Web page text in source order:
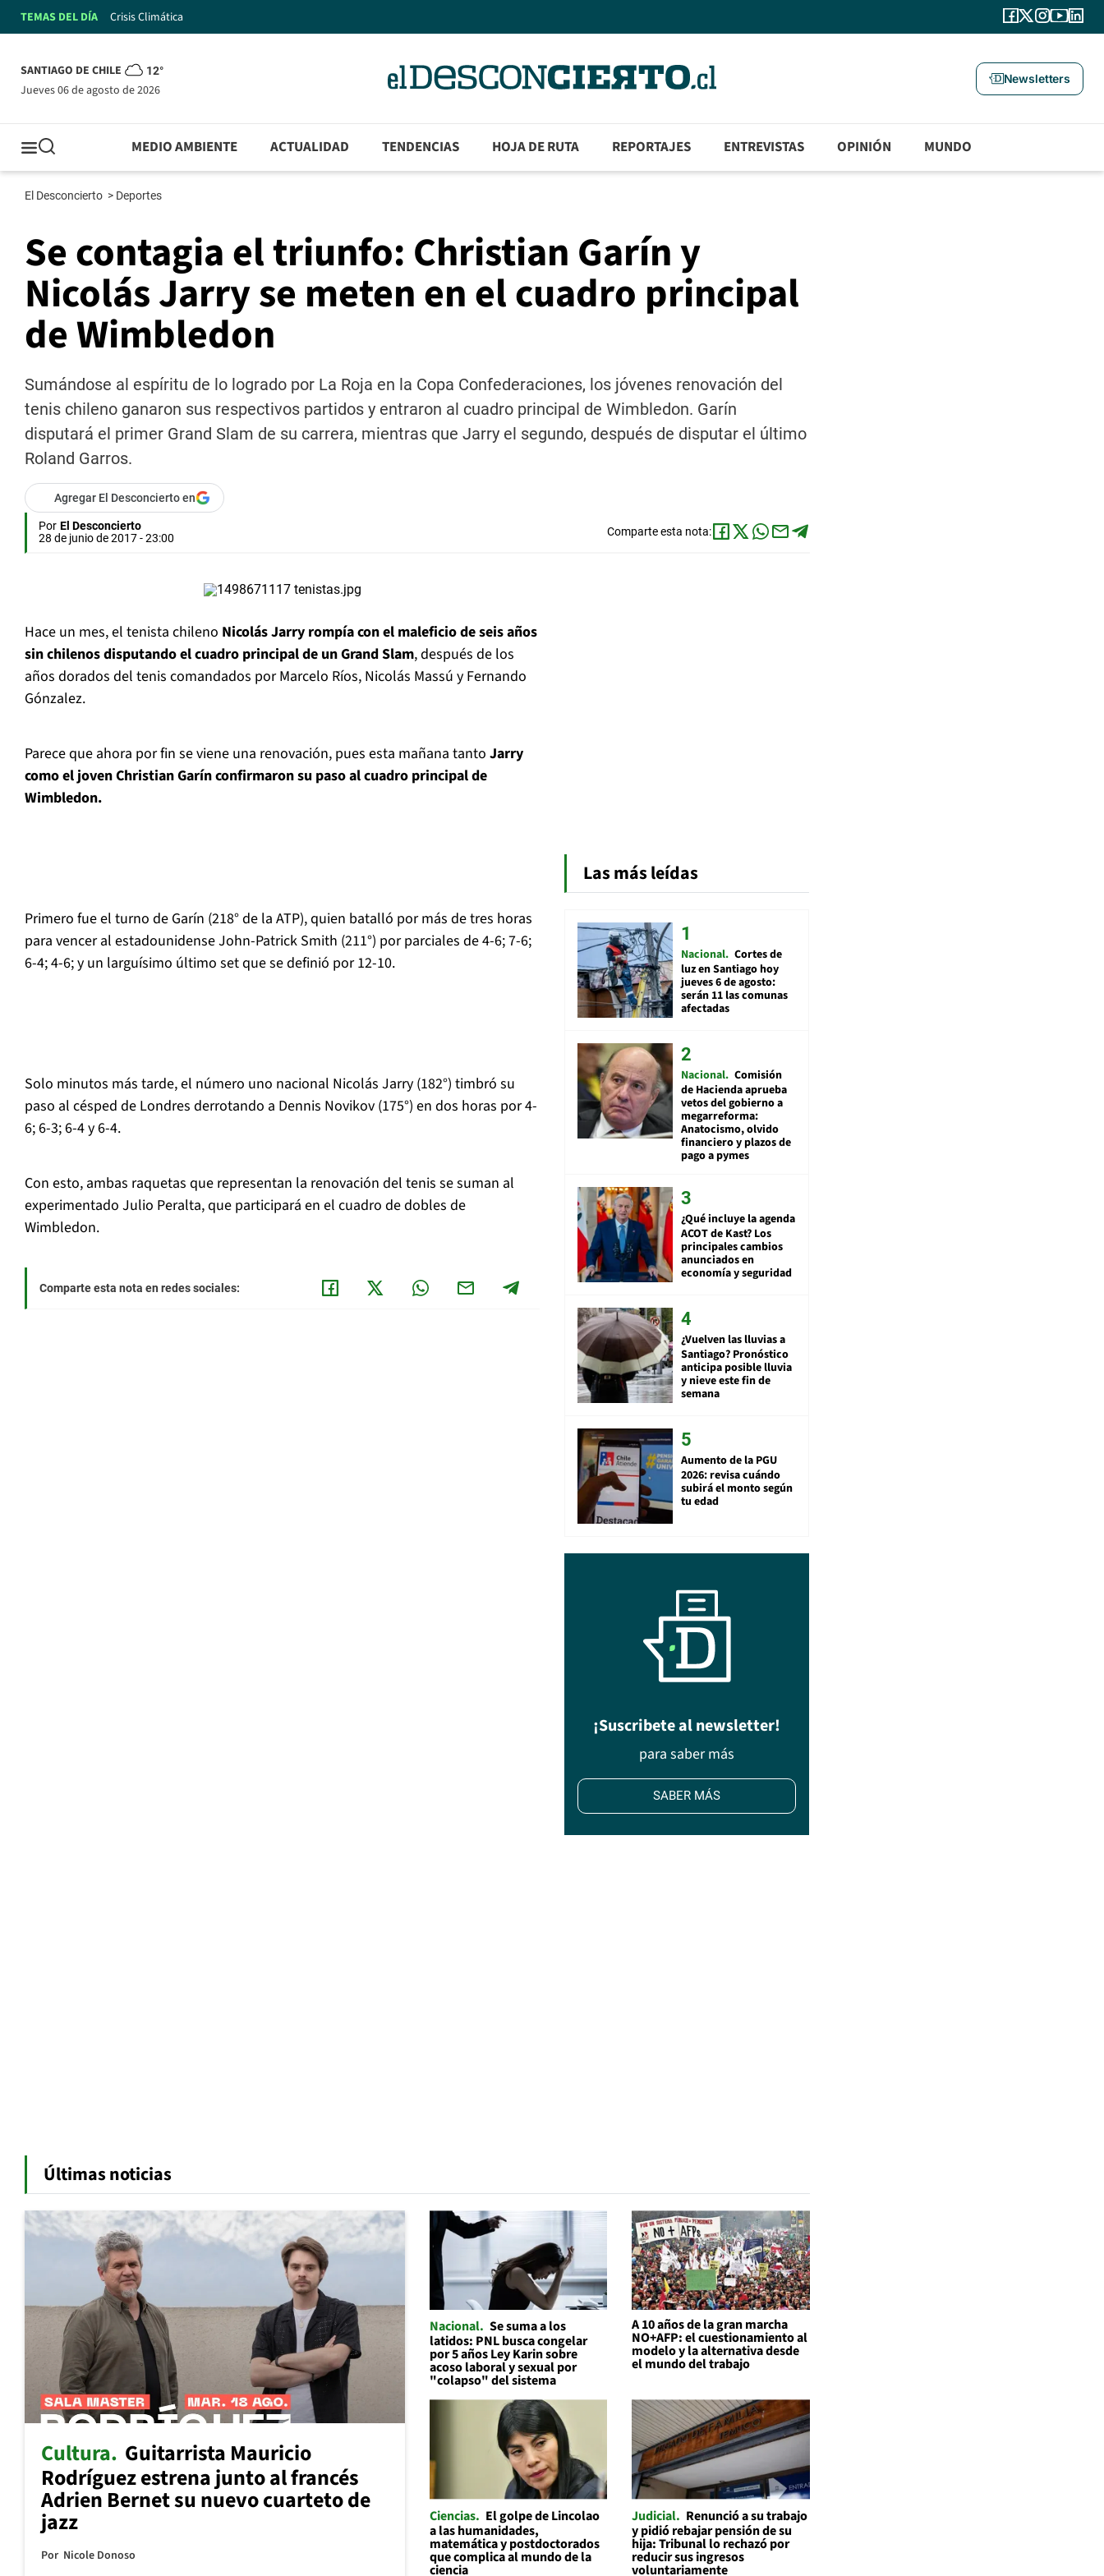
TEMAS DEL DÍA Crisis Climática
SANTIAGO DE CHILE 12°
jueves 06 de agosto de 2026
Newsletters
MEDIO AMBIENTE ACTUALIDAD TENDENCIAS HOJA DE RUTA REPORTAJES ENTREVISTAS OPINIÓN MUNDO
El Desconcierto > Deportes
Se contagia el triunfo: Christian Garín y
Nicolás Jarry se meten en el cuadro principal
de Wimbledon
Sumándose al espíritu de lo logrado por La Roja en la Copa Confederaciones, los jóvenes renovación del
tenis chileno ganaron sus respectivos partidos y entraron al cuadro principal de Wimbledon. Garín
disputará el primer Grand Slam de su carrera, mientras que Jarry el segundo, después de disputar el último
Roland Garros.
Agregar El Desconcierto en
Por El Desconcierto
28 de junio de 2017 - 23:00
Comparte esta nota:
Hace un mes, el tenista chileno Nicolás Jarry rompía con el maleficio de seis años
sin chilenos disputando el cuadro principal de un Grand Slam, después de los
años dorados del tenis comandados por Marcelo Ríos, Nicolás Massú y Fernando
Gónzalez.
Parece que ahora por fin se viene una renovación, pues esta mañana tanto Jarry
como el joven Christian Garín confirmaron su paso al cuadro principal de
Wimbledon.
Primero fue el turno de Garín (218° de la ATP), quien batalló por más de tres horas
para vencer al estadounidense John-Patrick Smith (211°) por parciales de 4-6; 7-6;
6-4; 4-6; y un larguísimo último set que se definió por 12-10.
Solo minutos más tarde, el número uno nacional Nicolás Jarry (182°) timbró su
paso al césped de Londres derrotando a Dennis Novikov (175°) en dos horas por 4-
6; 6-3; 6-4 y 6-4.
Con esto, ambas raquetas que representan la renovación del tenis se suman al
experimentado Julio Peralta, que participará en el cuadro de dobles de
Wimbledon.
Comparte esta nota en redes sociales:
Las más leídas
Nacional Cortes de
luz en Santiago hoy
jueves 6 de agosto:
serán 11 las comunas
afectadas
Nacional Comisión
de Hacienda aprueba
vetos del gobierno a
megarreforma:
Anatocismo, olvido
financiero y plazos de
pago a pymes
¿Qué incluye la agenda
ACOT de Kast? Los
principales cambios
anunciados en
economía y seguridad
¿Vuelven las lluvias a
Santiago? Pronóstico
anticipa posible lluvia
y nieve este fin de
semana
Aumento de la PGU
2026: revisa cuándo
subirá el monto según
tu edad
¡Suscribete al newsletter!
para saber más
SABER MÁS
Últimas noticias
Cultura Guitarrista Mauricio
Rodríguez estrena junto al francés
Adrien Bernet su nuevo cuarteto de
jazz
Por Nicole Donoso
Nacional Se suma a los
latidos: PNL busca congelar
por 5 años Ley Karin sobre
acoso laboral y sexual por
"colapso" del sistema
A 10 años de la gran marcha
NO+AFP: el cuestionamiento al
modelo y la alternativa desde
el mundo del trabajo
Ciencias
El golpe de Lincolao
a las humanidades,
matemática y postdoctorados
que complica al mundo de la
ciencia
Judicial Renunció a su trabajo
y pidió rebajar pensión de su
hija: Tribunal lo rechazó por
reducir sus ingresos
voluntariamente